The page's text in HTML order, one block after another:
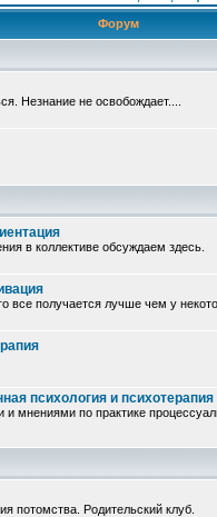
Форум
Незнание не освобождает....
в коллективе обсуждаем здесь.
все получается лучше чем у
психология и психотерапия
мнениями по практике
потомства. Родительский клуб.